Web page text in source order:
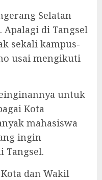
Selatan
Apalagi di Tangsel
sekali kampus-
usai mengikuti
untuk
Kota
mahasiswa
ingin
Tangsel.
dan Wakil